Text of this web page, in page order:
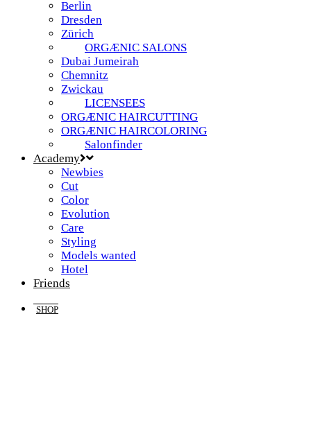
Berlin
Dresden
Zürich
ORGÆNIC SALONS
Dubai Jumeirah
Chemnitz
Zwickau
LICENSEES
ORGÆNIC HAIRCUTTING
ORGÆNIC HAIRCOLORING
Salonfinder
Academy
Newbies
Cut
Color
Evolution
Care
Styling
Models wanted
Hotel
Friends
SHOP